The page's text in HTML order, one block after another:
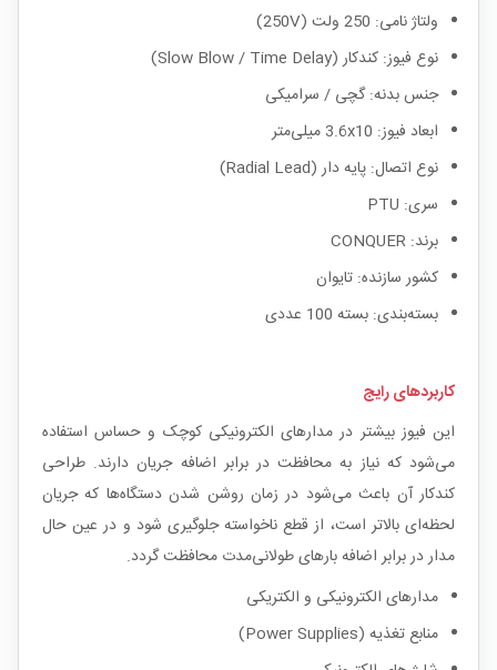
ولتاژ نامی: 250 ولت (250V)
نوع فیوز: کندکار (Slow Blow / Time Delay)
جنس بدنه: گچی / سرامیکی
ابعاد فیوز: 3.6x10 میلی‌متر
نوع اتصال: پایه دار (Radial Lead)
سری: PTU
برند: CONQUER
کشور سازنده: تایوان
بسته‌بندی: بسته 100 عددی
کاربردهای رایج
این فیوز بیشتر در مدارهای الکترونیکی کوچک و حساس استفاده
می‌شود که نیاز به محافظت در برابر اضافه جریان دارند. طراحی
کندکار آن باعث می‌شود در زمان روشن شدن دستگاه‌ها که جریان
لحظه‌ای بالاتر است، از قطع ناخواسته جلوگیری شود و در عین حال
مدار در برابر اضافه بارهای طولانی‌مدت محافظت گردد.
مدارهای الکترونیکی و الکتریکی
منابع تغذیه (Power Supplies)